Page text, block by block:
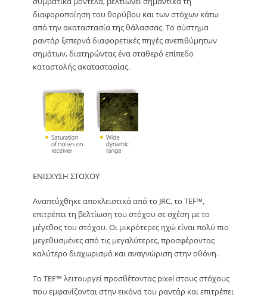
διαφοροποίηση του θορύβου και των στόχων κάτω
από την ακαταστασία της θάλασσας. Το σύστημα
ραντάρ ξεπερνά διαφορετικές πηγές ανεπιθύμητων
σημάτων, διατηρώντας ένα σταθερό επίπεδο
καταστολής ακαταστασίας.
ΕΝΙΣΧΥΣΗ ΣΤΟΧΟΥ
Αναπτύχθηκε αποκλειστικά από το JRC, το TEF™,
επιτρέπει τη βελτίωση του στόχου σε σχέση με το
μέγεθος του στόχου. Οι μικρότερες ηχώ είναι πολύ πιο
μεγεθυσμένες από τις μεγαλύτερες, προσφέροντας
καλύτερο διαχωρισμό και αναγνώριση στην οθόνη.
Το TEF™ λειτουργεί προσθέτοντας pixel στους στόχους
που εμφανίζονται στην εικόνα του ραντάρ και επιτρέπει